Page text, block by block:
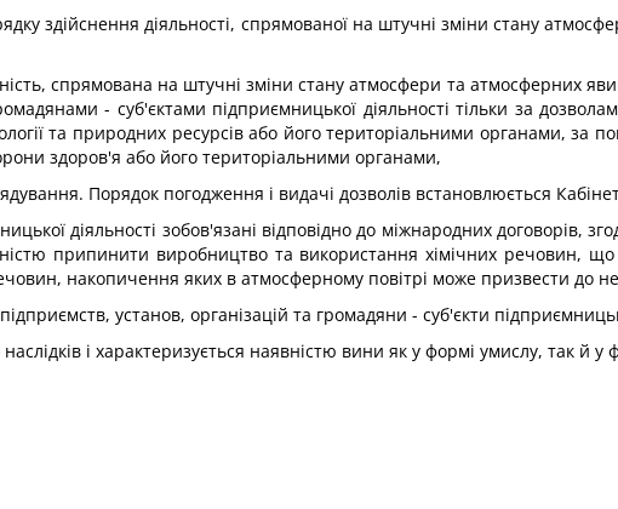
здійснення діяльності, спрямованої на штучні зміни стану
спрямована на штучні зміни стану атмосфери та атмосферних
- суб'єктами підприємницької діяльності тільки за
та природних ресурсів або його територіальними органами, за
здоров'я або його територіальними органами,
Порядок погодження і видачі дозволів встановлюється
діяльності зобов'язані відповідно до міжнародних договорів,
припинити виробництво та використання хімічних речовин,
накопичення яких в атмосферному повітрі може призвести до
установ, організацій та громадяни - суб'єкти
і характеризується наявністю вини як у формі умислу, так й у